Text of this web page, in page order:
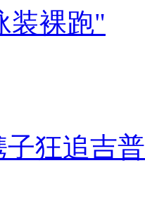
装裸跑"
狂追吉